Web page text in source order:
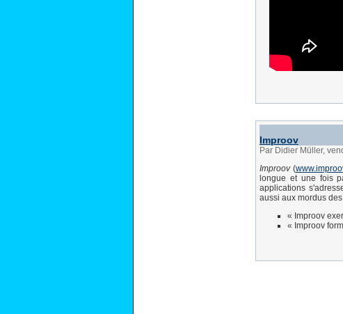
Improov
Par Didier Müller,
Improov(
longue et une fois
applications
aussi aux mordus
« Improov
« Improov